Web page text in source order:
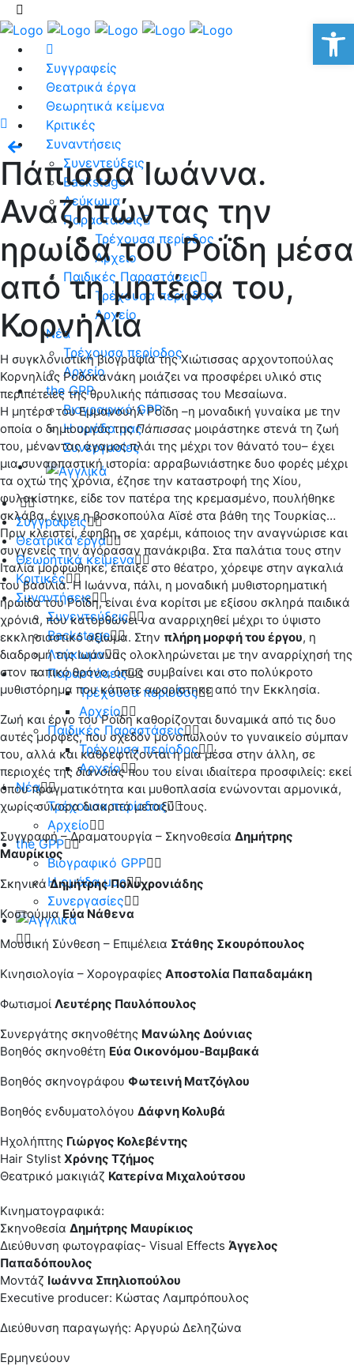
Συγγραφείς
Θεατρικά έργα
Θεωρητικά κείμενα
Κριτικές
Συναντήσεις
Συνεντεύξεις
Backstage
Λεύκωμα
Παραστάσεις
Τρέχουσα περίοδος
Αρχείο
Παιδικές Παραστάσεις
Τρέχουσα περίοδος
Αρχείο
Νέα
Τρέχουσα περίοδος
Αρχείο
the GPP
Βιογραφικό GPP
Η ομάδα μας
Συνεργασίες
Συγγραφείς
Θεατρικά έργα
Θεωρητικά κείμενα
Κριτικές
Συναντήσεις
Συνεντεύξεις
Backstage
Λεύκωμα
Παραστάσεις
Τρέχουσα περίοδος
Αρχείο
Παιδικές Παραστάσεις
Τρέχουσα περίοδος
Αρχείο
Νέα
Τρέχουσα περίοδος
Αρχείο
the GPP
Βιογραφικό GPP
Η ομάδα μας
Συνεργασίες
Πάπισσα Ιωάννα.
Αναζητώντας την
ηρωίδα του Ροΐδη μέσα
από τη μητέρα του,
Κορνηλία
Η συγκλονιστική βιογραφία της Χιώτισσας αρχοντοπούλας
Κορνηλίας Ροδοκανάκη μοιάζει να προσφέρει υλικό στις
περιπέτειες της θρυλικής πάπισσας του Μεσαίωνα.
Η μητέρα του Εμμανουήλ Ροΐδη –η μοναδική γυναίκα με την
οποία ο δημιουργός τηςΠάπισσας μοιράστηκε στενά τη ζωή
του, μένοντας άγαμος πλάι της μέχρι τον θάνατό του– έχει
μια συναρπαστική ιστορία: αρραβωνιάστηκε δυο φορές μέχρι
τα οχτώ της χρόνια, έζησε την καταστροφή της Χίου,
φυλακίστηκε, είδε τον πατέρα της κρεμασμένο, πουλήθηκε
σκλάβα, έγινε η βοσκοπούλα Αϊσέ στα βάθη της Τουρκίας…
Πριν κλειστεί, έφηβη, σε χαρέμι, κάποιος την αναγνώρισε και
συγγενείς την αγόρασαν πανάκριβα. Στα παλάτια τους στην
Ιταλία μορφώθηκε, έπαιξε στο θέατρο, χόρεψε στην αγκαλιά
του βασιλιά. Η Ιωάννα, πάλι, η μοναδική μυθιστορηματική
ηρωίδα του Ροΐδη, είναι ένα κορίτσι με εξίσου σκληρά παιδικά
χρόνια, που κατορθώνει να αναρριχηθεί μέχρι το ύψιστο
εκκλησιαστικό αξίωμα. Στην πλήρη μορφή του έργου, η
διαδρομή της Ιωάννας ολοκληρώνεται με την αναρρίχησή της
στον παπικό θρόνο, όπως συμβαίνει και στο πολύκροτο
μυθιστόρημα που κάποτε αφορίστηκε από την Εκκλησία.
Ζωή και έργο του Ροΐδη καθορίζονται δυναμικά από τις δυο
αυτές μορφές, που σχεδόν μονοπωλούν το γυναικείο σύμπαν
του, αλλά και καθρεφτίζονται η μια μέσα στην άλλη, σε
περιοχές της διανοίαςπου του είναι ιδιαίτερα προσφιλείς: εκεί
όπου πραγματικότητα και μυθοπλασία ενώνονται αρμονικά,
χωρίς σύνορα διακριτά μεταξύ τους.
Συγγραφή – Δραματουργία – Σκηνοθεσία Δημήτρης
Μαυρίκιος
ΣκηνικάΔημήτρης Πολυχρονιάδης
ΚοστούμιαΕύα Νάθενα
Μουσική Σύνθεση – Επιμέλεια Στάθης Σκουρόπουλος
Κινησιολογία – Χορογραφίες Αποστολία Παπαδαμάκη
Φωτισμοί Λευτέρης Παυλόπουλος
Συνεργάτης σκηνοθέτης Μανώλης Δούνιας
Βοηθός σκηνοθέτη Εύα Οικονόμου-Βαμβακά
Βοηθός σκηνογράφου Φωτεινή Ματζόγλου
Βοηθός ενδυματολόγου Δάφνη Κολυβά
Ηχολήπτης Γιώργος Κολεβέντης
Hair Stylist Χρόνης Τζήμος
Θεατρικό μακιγιάζ Κατερίνα Μιχαλούτσου
Κινηματογραφικά:
Σκηνοθεσία Δημήτρης Μαυρίκιος
Διεύθυνση φωτογραφίας- Visual Effects Άγγελος
Παπαδόπουλος
Μοντάζ Ιωάννα Σπηλιοπούλου
Executive producer: Κώστας Λαμπρόπουλος
Διεύθυνση παραγωγής: Αργυρώ Δεληζώνα
Ερμηνεύουν